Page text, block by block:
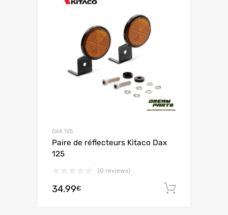
DAX 125
Paire de réflecteurs Kitaco Dax
125
(0 reviews)
34.99€